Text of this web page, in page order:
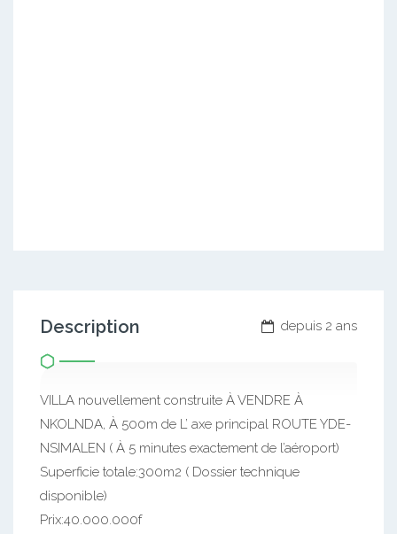
depuis 2 ans
Description
VILLA nouvellement construite À VENDRE À
NKOLNDA, À 500m de L’ axe principal ROUTE YDE-
NSIMALEN ( À 5 minutes exactement de l’aéroport)
Superficie totale:300m2 ( Dossier technique
disponible)
Prix:40.000.000f